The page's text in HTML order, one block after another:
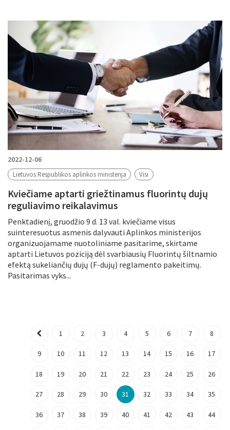
2022-12-06
Lietuvos Respublikos aplinkos ministerija Visi
Kviečiame aptarti griežtinamus fluorintų dujų
reguliavimo reikalavimus
Penktadienį, gruodžio 9 d. 13 val. kviečiame visus
suinteresuotus asmenis dalyvauti Aplinkos ministerijos
organizuojamame nuotoliniame pasitarime, skirtame
aptarti Lietuvos poziciją dėl svarbiausių Fluorintų šiltnamio
efektą sukeliančių dujų (F-dujų) reglamento pakeitimų.
Pasitarimas vyks...
1 2 3 4 5 6 7 8
9 10 11 12 13 14 15 16 17
18 19 20 21 22 23 24 25 26
27 28 29 30 31 32 33 34 35
36 37 38 39 40 41 42 43 44